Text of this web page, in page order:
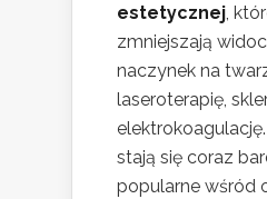
estetycznej,
zmniejszają
naczynek na
laseroterapię,
stają się coraz
popularne wśród